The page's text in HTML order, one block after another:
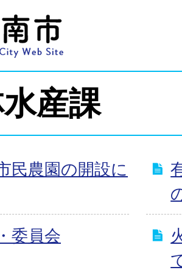
産課
民農園の開設に
委員会